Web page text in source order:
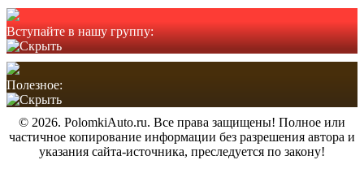
Вступайте в нашу группу:
Полезное:
© 2026. PolomkiAuto.ru. Все права защищены! Полное или
частичное копирование информации без разрешения автора и
указания сайта-источника, преследуется по закону!